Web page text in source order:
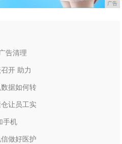
广告
告清理
开 助力
据如何转
让员工实
手机
做好医护